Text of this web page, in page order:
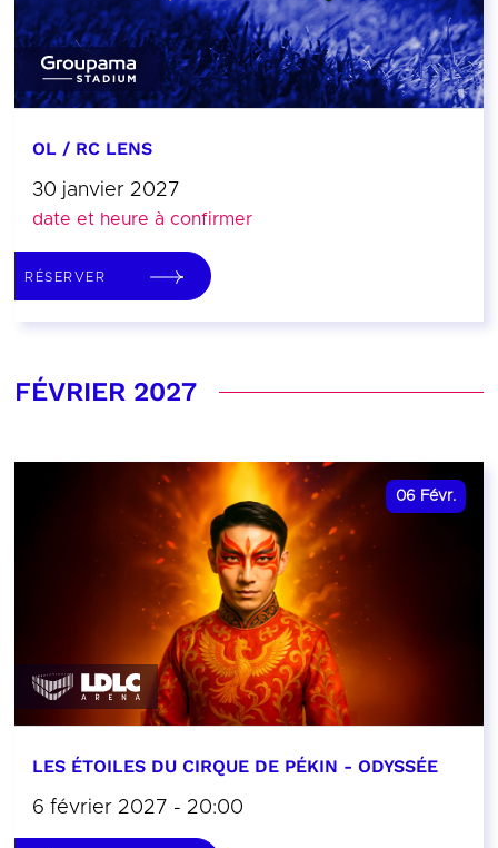
OL / RC LENS
30 janvier 2027
date et heure à confirmer
RÉSERVER
FÉVRIER 2027
06 Févr.
LES ÉTOILES DU CIRQUE DE PÉKIN - ODYSSÉE
6 février 2027 - 20:00